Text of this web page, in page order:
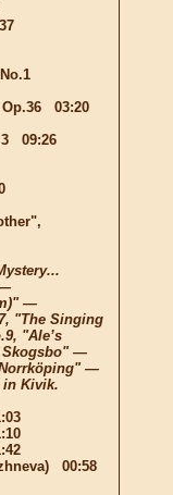
Op.36 03:20
09:26
—
"The Singing
"Ale’s
Skogsbo" —
Norrköping" —
in Kivik.
00:58